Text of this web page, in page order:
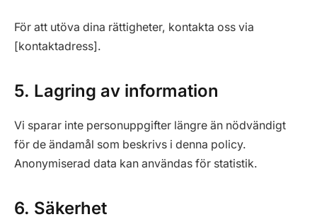
För att utöva dina rättigheter, kontakta oss via
[kontaktadress].
5. Lagring av information
Vi sparar inte personuppgifter längre än nödvändigt
för de ändamål som beskrivs i denna policy.
Anonymiserad data kan användas för statistik.
6. Säkerhet